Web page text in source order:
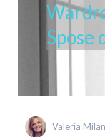
Spose
Valeria